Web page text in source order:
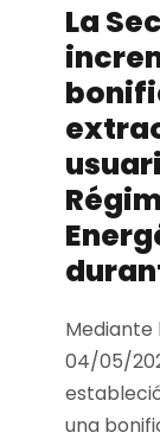
La
Mediante
04/05/
una